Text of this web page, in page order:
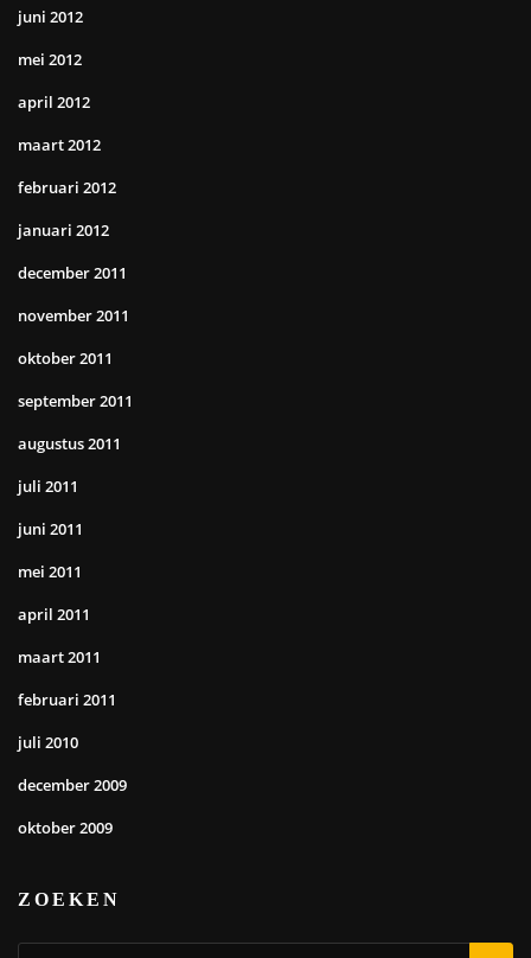
juni 2012
mei 2012
april 2012
maart 2012
februari 2012
januari 2012
december 2011
november 2011
oktober 2011
september 2011
augustus 2011
juli 2011
juni 2011
mei 2011
april 2011
maart 2011
februari 2011
juli 2010
december 2009
oktober 2009
ZOEKEN